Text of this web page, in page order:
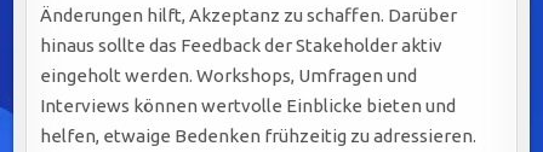
Änderungen hilft, Akzeptanz zu schaffen. Darüber
hinaus sollte das Feedback der Stakeholder aktiv
eingeholt werden. Workshops, Umfragen und
Interviews können wertvolle Einblicke bieten und
helfen, etwaige Bedenken frühzeitig zu adressieren.